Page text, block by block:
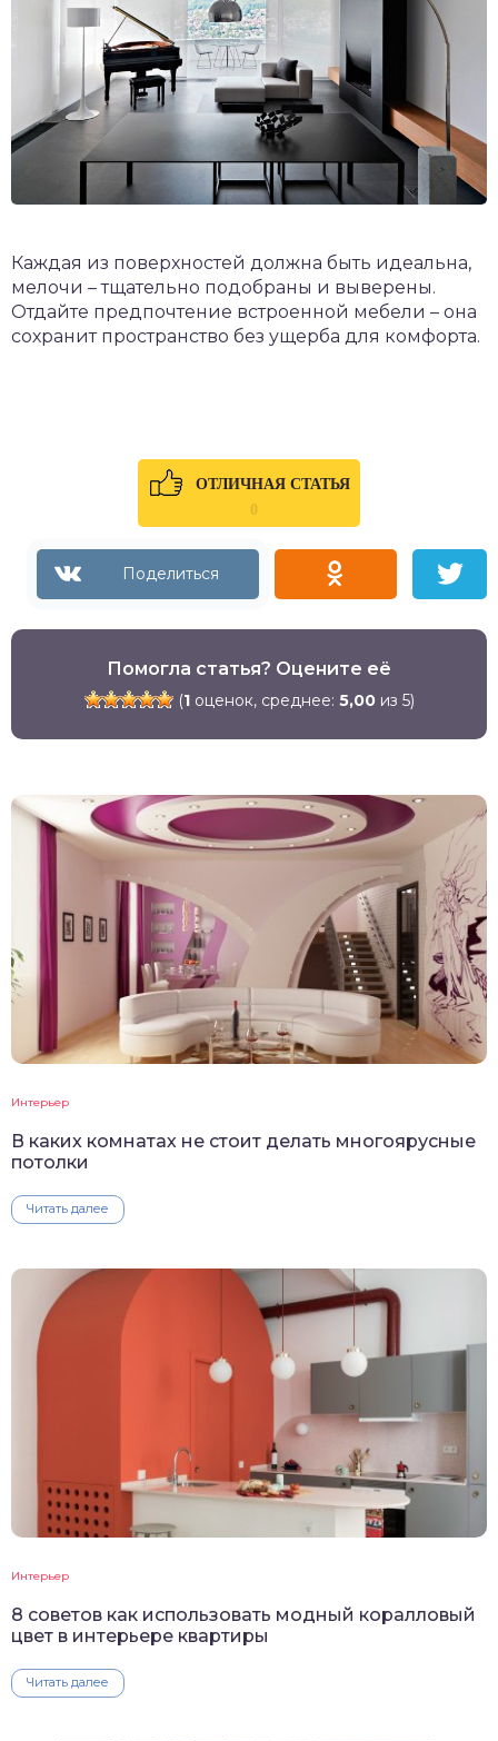
Каждая из поверхностей должна быть идеальна,
мелочи – тщательно подобраны и выверены.
Отдайте предпочтение встроенной мебели – она
сохранит пространство без ущерба для комфорта.
ОТЛИЧНАЯ СТАТЬЯ
0
Помогла статья? Оцените её
(1оценок, среднее: 5,00из 5)
Интерьер
В каких комнатах не стоит делать многоярусные
потолки
Читать далее
Интерьер
8 советов как использовать модный коралловый
цвет в интерьере квартиры
Читать далее